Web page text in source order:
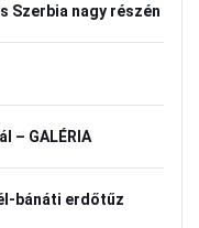
Szerbia nagy részén
– GALÉRIA
bánáti erdőtűz